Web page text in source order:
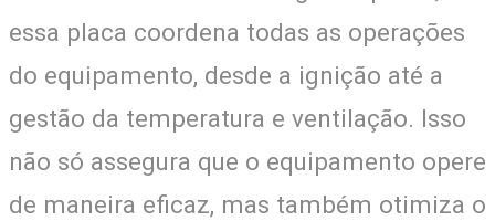
essa placa coordena todas as operações
do equipamento, desde a ignição até a
gestão da temperatura e ventilação. Isso
não só assegura que o equipamento opere
de maneira eficaz, mas também otimiza o